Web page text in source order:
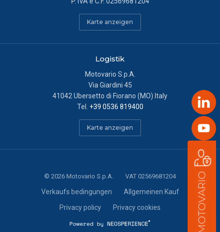
Karte anzeigen
Logistik
Motovario S.p.A.
Via Giardini 45
41042 Ubersetto di Fiorano (MO) Italy
Tel. +39 0536 819400
Karte anzeigen
© 2026 Motovario S.p.A. VAT 02569681204
Verkaufs bedingungen
Allgemeinen Kauf
Privacy policy
Privacy cookies